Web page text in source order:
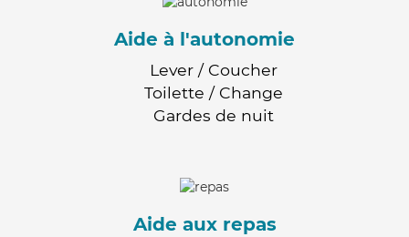
Aide à l'autonomie
Lever / Coucher
Toilette / Change
Gardes de nuit
Aide aux repas